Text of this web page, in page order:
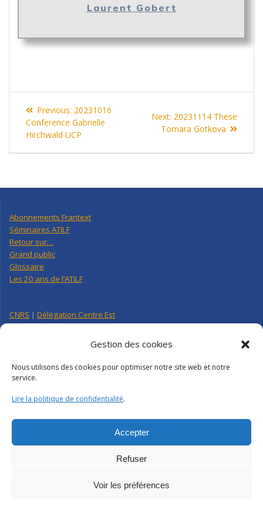
Gestion des cookies
Nous utilisons des cookies pour optimiser notre site web et notre
service.
Lire la politique de confidentialité.
Accepter
Refuser
Voir les préférences
Laurent Gobert
Navigation
de
l’article
Previous: Previous
post:
20231016
Conference Gabrielle
Hirchwald UCP
Next: Next
post:
20231114 These
Tomara Gotkova
Abonnements Frantext
Séminaires ATILF
Retour sur…
Grand public
Glossaire
Les 20 ans de l’ATILF
CNRS | Délégation Centre Est
Université de Lorraine
CNRS Hebdo Centre-Est
Contact|Plan d’accès
Crédits
ATILF | CNRS-UL